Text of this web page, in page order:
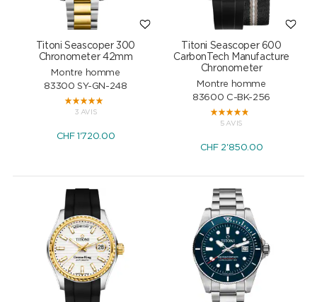
Titoni Seascoper 300
Chronometer 42mm
Montre homme
83300 SY-GN-248
3 AVIS
CHF1'720.00
Titoni Seascoper 600
CarbonTech Manufacture
Chronometer
Montre homme
83600 C-BK-256
5 AVIS
CHF2'850.00